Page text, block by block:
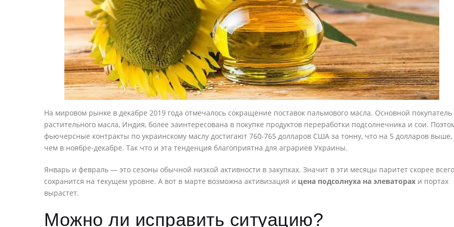
На мировом рынке в декабре 2019 года отмечалось сокращение поставок пальмового масла. Основной покупатель
растительного масла, Индия, более заинтересована в покупке продуктов переработки подсолнечника и сои.
фьючерсные контракты по украинскому маслу достигают 760-765 долларов США за тонну, что на 5 долларов выше,
чем в ноябре-декабре. Так что и эта тенденция благоприятна для аграриев Украины.
Январь и февраль — это сезоны обычной низкой активности в закупках. Значит в эти месяцы паритет скорее всего
сохранится на текущем уровне. А вот в марте возможна активизация и цена подсолнуха на элеваторах и портах
вырастет.
Можно ли исправить ситуацию?